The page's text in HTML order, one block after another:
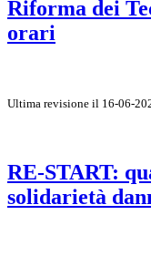
Riforma dei
orari
Ultima revisione il 16-06-
RE-START:
solidarietà